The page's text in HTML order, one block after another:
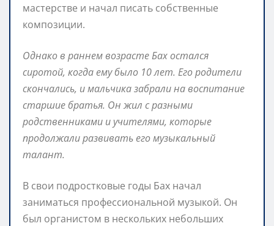
мастерстве и начал писать собственные
композиции.
Однако в раннем возрасте Бах остался
сиротой, когда ему было 10 лет. Его родители
скончались, и мальчика забрали на воспитание
старшие братья. Он жил с разными
родственниками и учителями, которые
продолжали развивать его музыкальный
талант.
В свои подростковые годы Бах начал
заниматься профессиональной музыкой. Он
был органистом в нескольких небольших